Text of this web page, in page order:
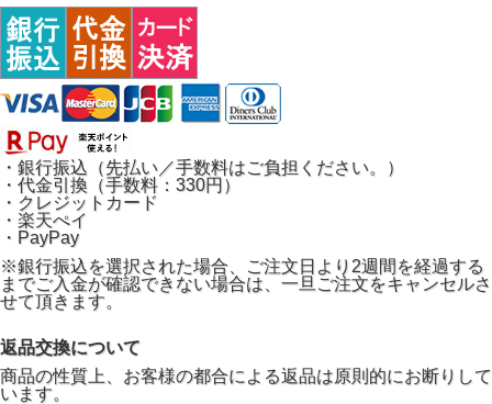
・銀行振込（先払い／手数料はご負担ください。）
・代金引換（手数料：330円）
・クレジットカード
・楽天ぺイ
・PayPay
※銀行振込を選択された場合、ご注文日より2週間を経過する
までご入金が確認できない場合は、一旦ご注文をキャンセルさ
せて頂きます。
返品交換について
商品の性質上、お客様の都合による返品は原則的にお断りして
います。